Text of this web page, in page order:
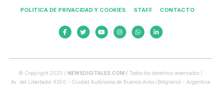
POLITICA DE PRIVACIDAD Y COOKIES STAFF CONTACTO
© Copyright 2020 / NEWSDIGITALES.COM / Todos los derechos reservados /
Av. del Libertador 6350 - Ciudad Autónoma de Buenos Aires (Belgrano) - Argentina